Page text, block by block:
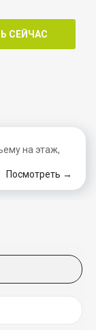
на этаж,
Посмотреть →